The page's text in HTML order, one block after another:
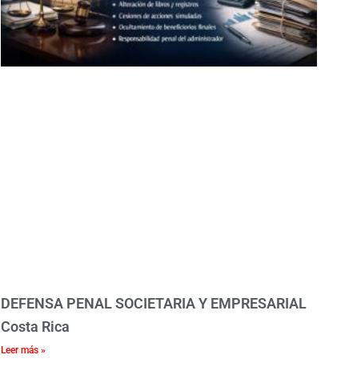
DEFENSA PENAL SOCIETARIA Y EMPRESARIAL
Costa Rica
Leer más »